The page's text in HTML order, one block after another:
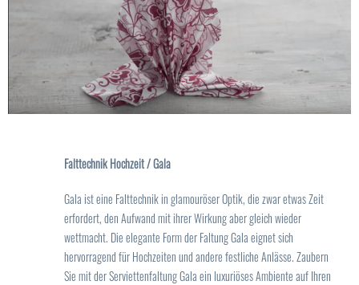
Falttechnik Hochzeit / Gala
Gala ist eine Falttechnik in glamouröser Optik, die zwar etwas Zeit
erfordert, den Aufwand mit ihrer Wirkung aber gleich wieder
wettmacht. Die elegante Form der Faltung Gala eignet sich
hervorragend für Hochzeiten und andere festliche Anlässe. Zaubern
Sie mit der Serviettenfaltung Gala ein luxuriöses Ambiente auf Ihren